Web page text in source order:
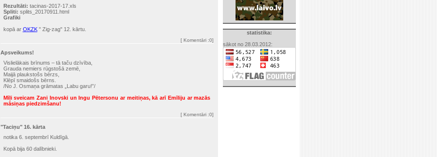
Rezultāti: tacinas-2017-17.xls
Spliti: splits_20170911.html
Grafiki
kopā ar OKZK" Zig-zag" 12. kārtu.
[ Komentāri:0]
Apsveikums!
Vislielākais brīnums – tā taču dzīvība,
Grauda nemiers rūgstošā zemē,
Maijā plaukstošs bērzs,
Klēpī smaidošs bērns.
/No J. Osmaņa grāmatas „Labu garu!”/
Mīļi sveicam Zani Inovski un Ingu Pētersonu ar meitiņas, kā arī Emīliju ar mazās
māsiņas piedzimšanu!
[ Komentāri:0]
"Taciņu" 16. kārta
notika 6. septembrī Kuldīgā.
Kopā bija 60 dalībnieki.
statistika:
sākot no 28.03.2012: